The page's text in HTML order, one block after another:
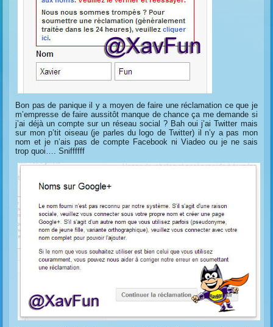
Bon pas de panique il y a moyen de faire une réclamation ce que je
m’empresse de faire aussitôt manque de chance ça me demande si
j’ai déjà un compte sur un réseau social ? Bah oui j’ai Twitter mais
sur mon p’tit oiseau (je parles du logo de Twitter) il n’y a pas mon
nom et je n’ais pas de compte Facebook ni Viadeo ou je ne sais
trop quoi…. Sniffffff